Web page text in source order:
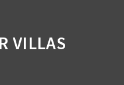
VILLAS